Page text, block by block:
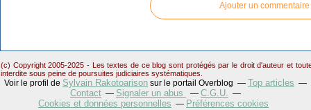
Ajouter un commentaire
(c) Copyright 2005-2025 - Les textes de ce blog sont protégés par le droit d'auteur et
interdite sous peine de poursuites judiciaires systématiques.
Voir le profil de Sylvain Rakotoarison sur le portail Overblog
Top articles
Contact
Signaler un abus
C.G.U.
Cookies et données personnelles
Préférences cookies